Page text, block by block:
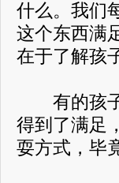
什么。我们
这个东西满
在于了解孩
有的孩子
得到了满足
耍方式，毕